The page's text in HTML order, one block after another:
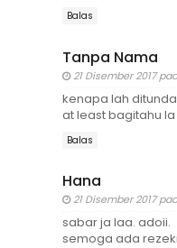
Balas
Tanpa Nama
21 Disember 2017
kenapa lah
at least bagitahu
Balas
Hana
21 Disember 2017
sabar ja laa. adoii.
semoga ada